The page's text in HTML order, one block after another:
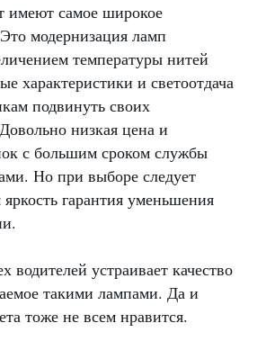
самое широкое
модернизация ламп
температуры нитей
характеристики и светоотдача
подвинуть своих
низкая цена и
с большим сроком службы
Но при выборе следует
гарантия уменьшения
водителей устраивает качество
такими лампами. Да и
тоже не всем нравится.